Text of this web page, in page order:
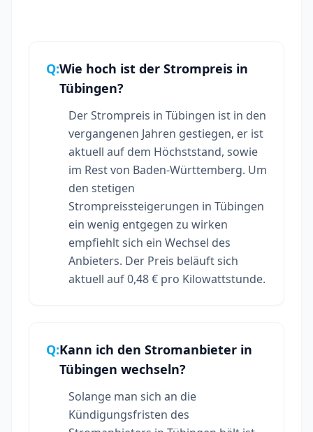
Q:Wie hoch ist der Strompreis in
Tübingen?
Der Strompreis in Tübingen ist in den
vergangenen Jahren gestiegen, er ist
aktuell auf dem Höchststand, sowie
im Rest von Baden-Württemberg. Um
den stetigen
Strompreissteigerungen in Tübingen
ein wenig entgegen zu wirken
empfiehlt sich ein Wechsel des
Anbieters. Der Preis beläuft sich
aktuell auf 0,48 € pro Kilowattstunde.
Q:Kann ich den Stromanbieter in
Tübingen wechseln?
Solange man sich an die
Kündigungsfristen des